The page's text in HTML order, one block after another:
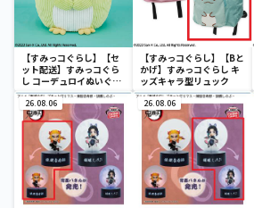
【すみっコぐらし】【セ
ット配送】すみっコぐら
し コーデュロイぬいぐる
みXL プレミアム ぺんぎ
ん？
【すみっコぐらし】【Bと
かげ】すみっコぐらし キ
ッズキャラ型リュック
26.08.06 26.08.06